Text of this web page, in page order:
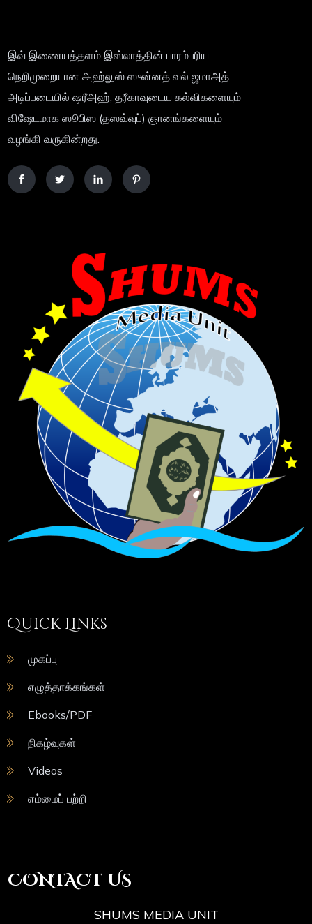
இவ் இணையத்தளம் இஸ்லாத்தின் பாரம்பரிய
நெறிமுறையான அஹ்லுஸ் ஸுன்னத் வல் ஜமாஅத்
அடிப்படையில் ஷரீஅஹ், தரீகாவுடைய கல்விகளையும்
விஷேடமாக ஸூபிஸ (தஸவ்வுப்) ஞானங்களையும்
வழங்கி வருகின்றது.
Quick Links
முகப்பு
எழுத்தாக்கங்கள்
Ebooks/PDF
நிகழ்வுகள்
Videos
எம்மைப் பற்றி
CONTACT US
SHUMS MEDIA UNIT